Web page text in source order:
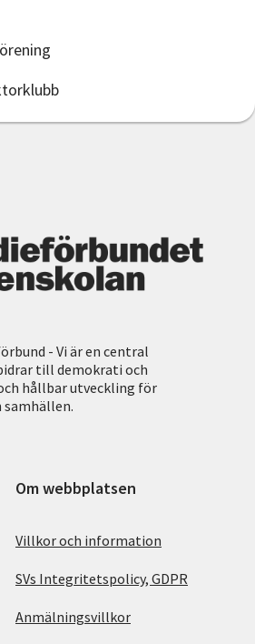
- Vi är en central
till demokrati och
hållbar utveckling för
samhällen.
Om webbplatsen
Villkor och information
SVs Integritetspolicy, GDPR
Anmälningsvillkor